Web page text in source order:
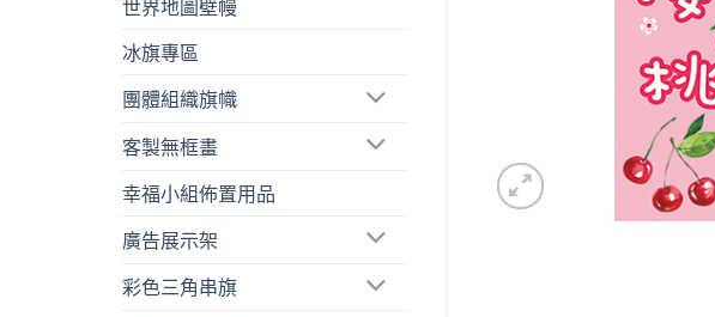
世界地圖壁幔
冰旗專區
團體組織旗幟
客製無框畫
幸福小組佈置用品
廣告展示架
彩色三角串旗